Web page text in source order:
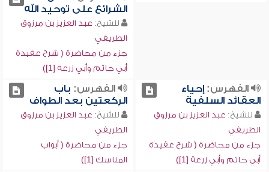
الشرائع على توحيد الله
للشيخ: عبد العزيز بن مرزوق
الطريفي
جزء من محاضرة ( شرح عقيدة
أبي حاتم وأبي زرعة [1])
الفهرس:إحياء
العقائد السلفية
للشيخ: عبد العزيز بن مرزوق
الطريفي
جزء من محاضرة ( شرح عقيدة
أبي حاتم وأبي زرعة [1])
الفهرس: باب
الركعتين بعد الطواف
للشيخ: عبد العزيز بن مرزوق
الطريفي
جزء من محاضرة ( أبواب
المناسك [1])